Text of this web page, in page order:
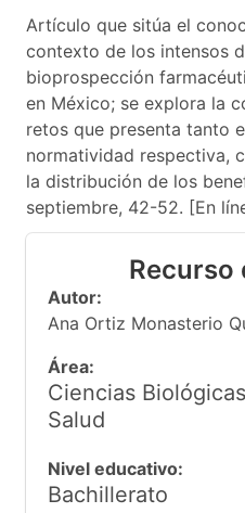
Artículo que sitúa el
contexto de los intensos
bioprospección
en México; se explora la
retos que presenta tanto
normatividad respectiva,
la distribución de los
septiembre, 42-52. [En
Recurso
Autor:
Ana Ortiz Monasterio
Área:
Ciencias
Salud
Nivel educativo:
Bachillerato